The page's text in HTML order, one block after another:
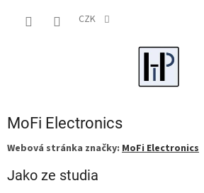
CZK
MoFi Electronics
Webová stránka značky: MoFi Electronics
Jako ze studia